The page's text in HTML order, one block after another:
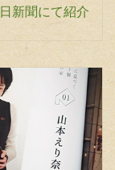
新聞にて紹介